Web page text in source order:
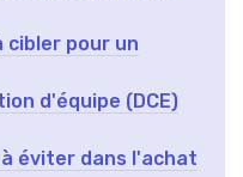
cibler pour un
d'équipe (DCE)
éviter dans l'achat